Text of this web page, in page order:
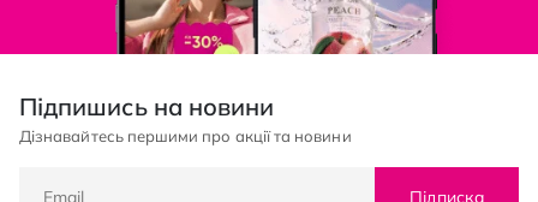
Підпишись на новини
Дізнавайтесь першими про акції та новини
Підписка